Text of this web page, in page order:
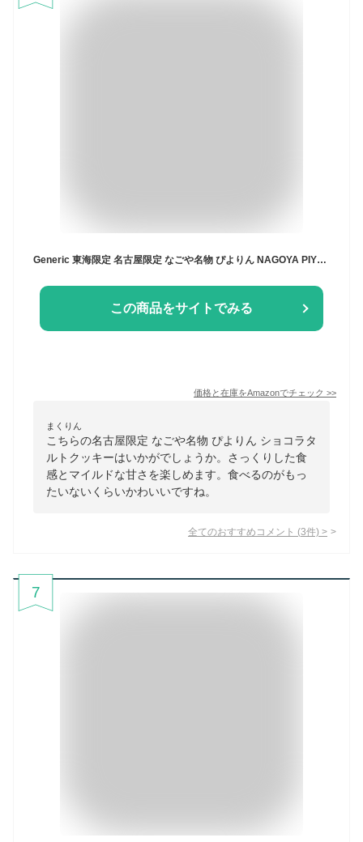
Generic 東海限定 名古屋限定 なごや名物 ぴよりん NAGOYA PIYORIN ショコラタルトクッキー 焼菓子 12個
この商品をサイトでみる
価格と在庫をAmazonでチェック >>
まくりん
こちらの名古屋限定 なごや名物 ぴよりん ショコラタ
ルトクッキーはいかがでしょうか。さっくりした食
感とマイルドな甘さを楽しめます。食べるのがもっ
たいないくらいかわいいですね。
全てのおすすめコメント (3件) >
7